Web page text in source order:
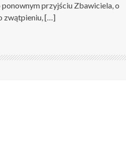
ponownym przyjściu Zbawiciela, o
zwątpieniu, […]